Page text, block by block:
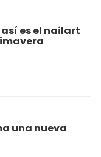
es el nailart
una nueva